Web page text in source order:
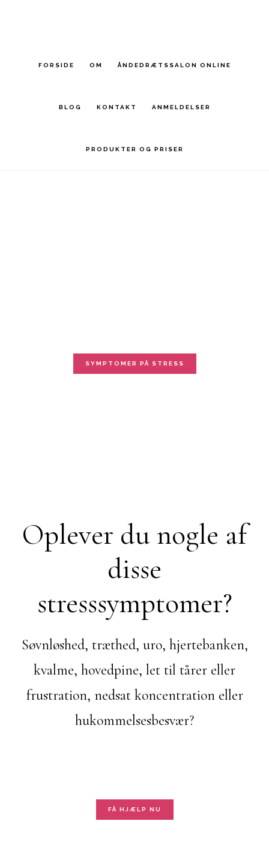
FORSIDE OM ÅNDEDRÆTSSALON ONLINE
BLOG KONTAKT ANMELDELSER
PRODUKTER OG PRISER
SYMPTOMER PÅ STRESS
Oplever du nogle af
disse
stresssymptomer?
Søvnløshed, træthed, uro, hjertebanken,
kvalme, hovedpine, let til tårer eller
frustration, nedsat koncentration eller
hukommelsesbesvær?
FÅ HJÆLP NU